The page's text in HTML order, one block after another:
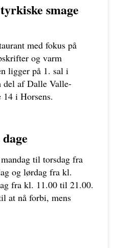
smage
med fokus på
og varm
ligger på 1. sal i
del af Dalle Valle-
14 i Horsens.
til torsdag fra
og lørdag fra kl.
fra kl. 11.00 til 21.00.
at nå forbi, mens